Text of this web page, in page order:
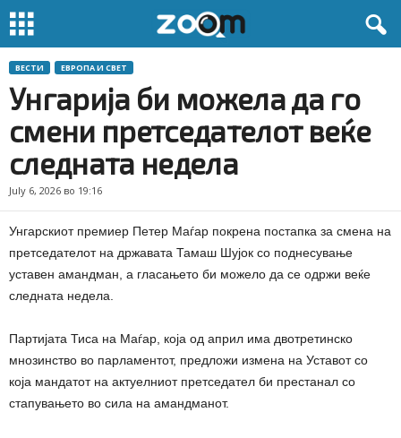
ВЕСТИ ЕВРОПА И СВЕТ
Унгарија би можела да го
смени претседателот веќе
следната недела
July 6, 2026 во 19:16
Унгарскиот премиер Петер Маѓар покрена постапка за смена на
претседателот на државата Тамаш Шујок со поднесување
уставен амандман, а гласањето би можело да се одржи веќе
следната недела.
Партијата Тиса на Маѓар, која од април има двотретинско
мнозинство во парламентот, предложи измена на Уставот со
која мандатот на актуелниот претседател би престанал со
стапувањето во сила на амандманот.